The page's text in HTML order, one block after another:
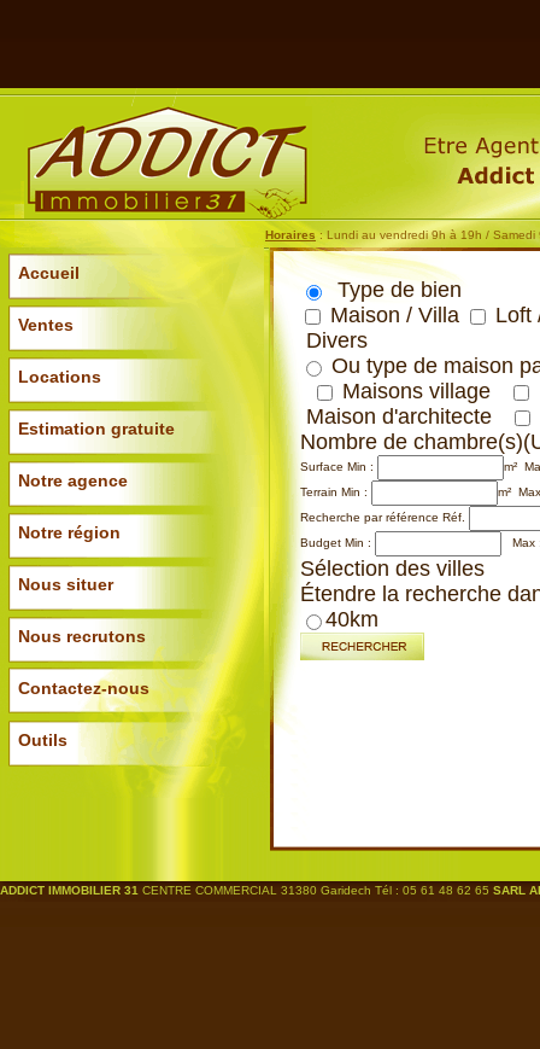
Horaires : Lundi au vendredi 9h à 19h / Samedi
Accueil
Ventes
Locations
Estimation gratuite
Notre agence
Notre région
Nous situer
Nous recrutons
Contactez-nous
Outils
Type de bien
Maison / Villa
Loft
Divers
Ou type de maison
Maisons village
Maison d'architecte
Nombre de chambre(s)
Surface Min :
m²
Terrain Min :
m²
Recherche par référence Réf.
Budget Min : Max
Sélection des villes
Étendre la recherche
40km
ADDICT IMMOBILIER 31 CENTRE COMMERCIAL 31380 Garidech Tél : 05 61 48 62 65 SARL